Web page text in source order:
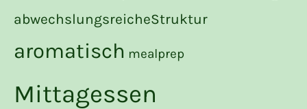
abwechslungsreicheStruktur
aromatisch mealprep
Mittagessen